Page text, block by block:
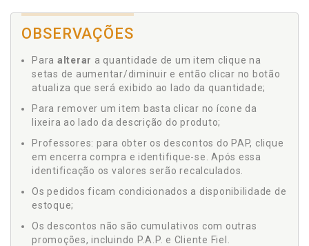
OBSERVAÇÕES
Para alterar a quantidade de um item clique na
setas de aumentar/diminuir e então clicar no botão
atualiza que será exibido ao lado da quantidade;
Para remover um item basta clicar no ícone da
lixeira ao lado da descrição do produto;
Professores: para obter os descontos do PAP, clique
em encerra compra e identifique-se. Após essa
identificação os valores serão recalculados.
Os pedidos ficam condicionados a disponibilidade de
estoque;
Os descontos não são cumulativos com outras
promoções, incluindo P.A.P. e Cliente Fiel.